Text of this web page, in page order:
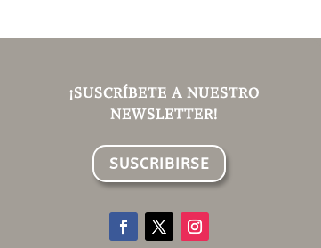
¡SUSCRÍBETE A NUESTRO
NEWSLETTER!
SUSCRIBIRSE